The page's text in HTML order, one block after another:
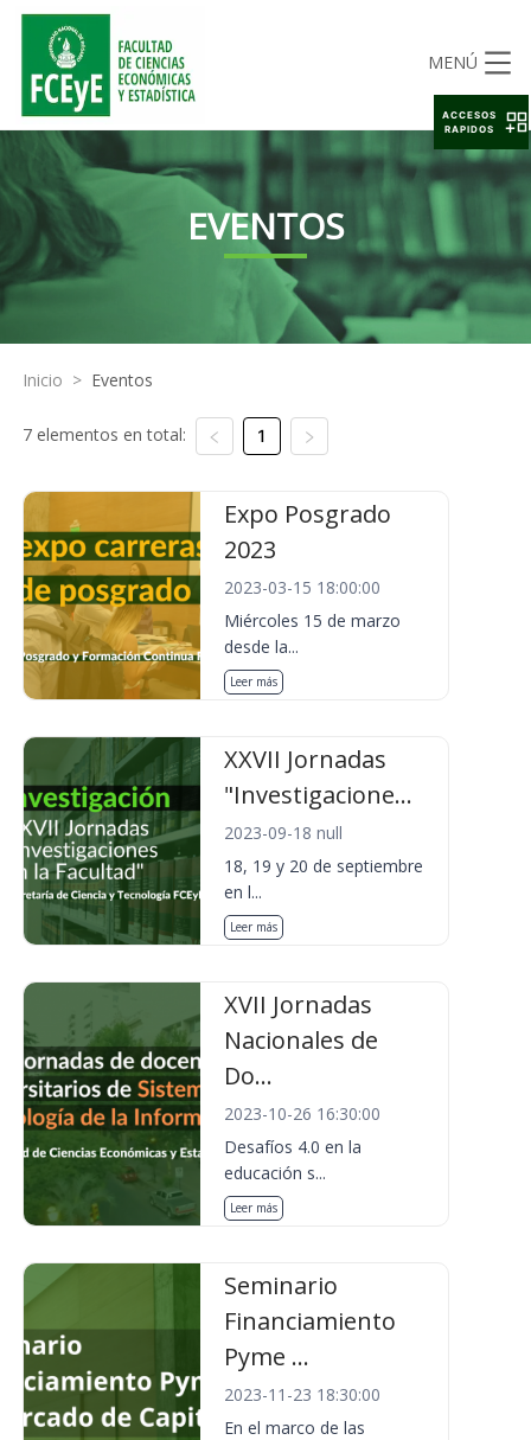
MENÚ
EVENTOS
Inicio > Eventos
7 elementos en total: 1
Expo Posgrado
2023
2023-03-15 18:00:00
Miércoles 15 de marzo
desde la...
Leer más
XXVII Jornadas
"Investigacione...
2023-09-18 null
18, 19 y 20 de septiembre
en l...
Leer más
XVII Jornadas
Nacionales de
Do...
2023-10-26 16:30:00
Desafíos 4.0 en la
educación s...
Leer más
Seminario
Financiamiento
Pyme ...
2023-11-23 18:30:00
En el marco de las
ACCESOS
RAPIDOS